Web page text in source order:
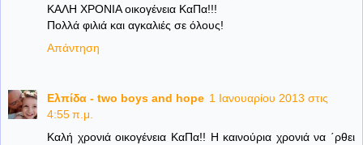
ΚΑΛΗ ΧΡΟΝΙΑ οικογένεια ΚαΠα!!!
Πολλά φιλιά και αγκαλιές σε όλους!
Απάντηση
Ελπίδα - two boys and hope 1 Ιανουαρίου 2013 στις
4:55 π.μ.
Καλή χρονιά οικογένεια ΚαΠα!! Η καινούρια χρονιά να ΄ρθει